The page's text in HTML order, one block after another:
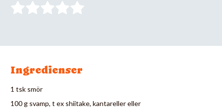
Ingredienser
1 tsk smör
100 g svamp, t ex shiitake, kantareller eller